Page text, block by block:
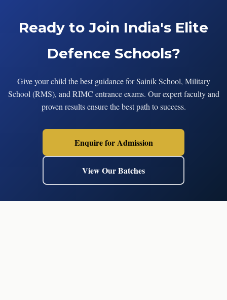
Ready to Join India's Elite
Defence Schools?
Give your child the best guidance for Sainik School, Military
School (RMS), and RIMC entrance exams. Our expert faculty and
proven results ensure the best path to success.
Enquire for Admission
View Our Batches